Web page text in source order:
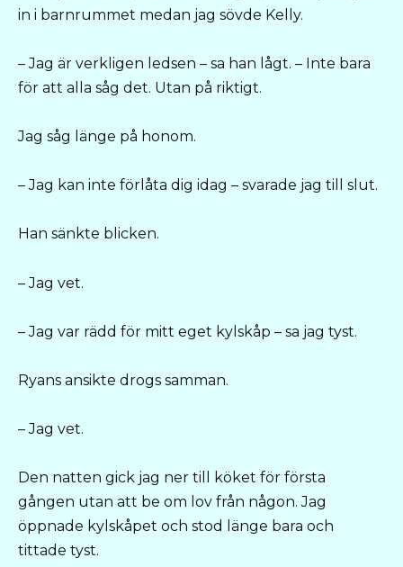
in i barnrummet medan jag sövde Kelly.
– Jag är verkligen ledsen – sa han lågt. – Inte bara
för att alla såg det. Utan på riktigt.
Jag såg länge på honom.
– Jag kan inte förlåta dig idag – svarade jag till slut.
Han sänkte blicken.
– Jag vet.
– Jag var rädd för mitt eget kylskåp – sa jag tyst.
Ryans ansikte drogs samman.
– Jag vet.
Den natten gick jag ner till köket för första
gången utan att be om lov från någon. Jag
öppnade kylskåpet och stod länge bara och
tittade tyst.